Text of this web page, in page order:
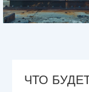
ЧТО